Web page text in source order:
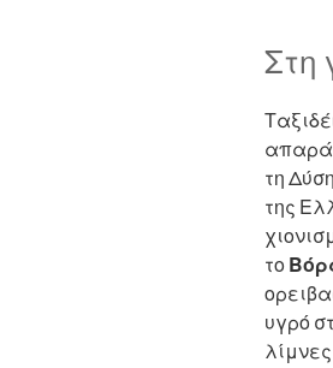
o
k
Στη
τη
της
το
υγρό